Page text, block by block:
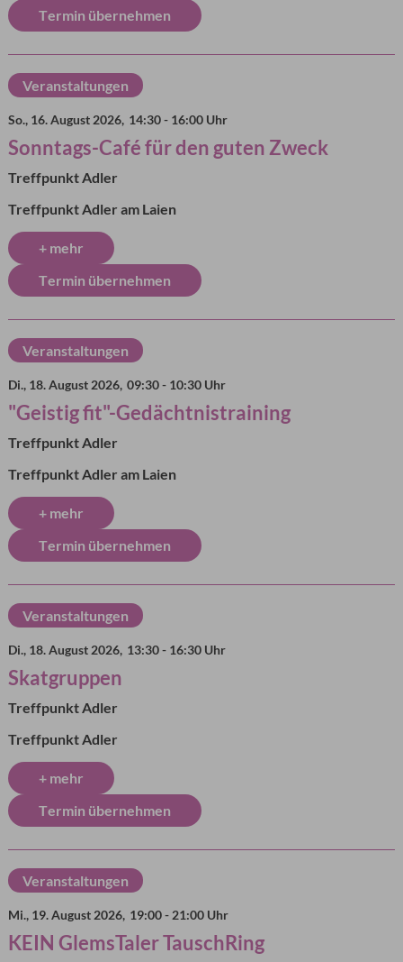
Termin übernehmen
So., 16. August 2026, 14:30 - 16:00 Uhr
Sonntags-Café für den guten Zweck
Treffpunkt Adler
Treffpunkt Adler am Laien
+ mehr
Termin übernehmen
Veranstaltungen
Di., 18. August 2026, 09:30 - 10:30 Uhr
"Geistig fit"-Gedächtnistraining
Treffpunkt Adler
Treffpunkt Adler am Laien
+ mehr
Termin übernehmen
Veranstaltungen
Di., 18. August 2026, 13:30 - 16:30 Uhr
Skatgruppen
Treffpunkt Adler
Treffpunkt Adler
+ mehr
Termin übernehmen
Veranstaltungen
Mi., 19. August 2026, 19:00 - 21:00 Uhr
KEIN GlemsTaler TauschRing
Veranstaltungen